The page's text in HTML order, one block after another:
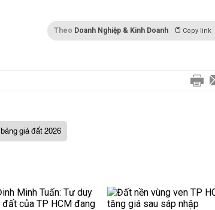
Theo Doanh Nghiệp & Kinh Doanh Copy link
bảng giá đất 2026